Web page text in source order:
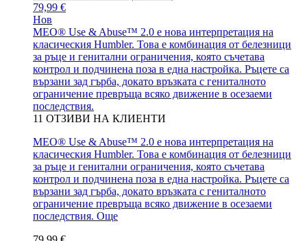
79,99 €
Нов
MEO® Use & Abuse™ 2.0 е нова интерпретация на
класическия Humbler. Това е комбинация от белезници
за ръце и генитални ограничения, която съчетава
контрол и подчинена поза в една настройка. Ръцете са
вързани зад гърба, докато връзката с гениталното
ограничение превръща всяко движение в осезаеми
последствия.
11 ОТЗИВИ НА КЛИЕНТИ
MEO® Use & Abuse™ 2.0 е нова интерпретация на
класическия Humbler. Това е комбинация от белезници
за ръце и генитални ограничения, която съчетава
контрол и подчинена поза в една настройка. Ръцете са
вързани зад гърба, докато връзката с гениталното
ограничение превръща всяко движение в осезаеми
последствия. Още